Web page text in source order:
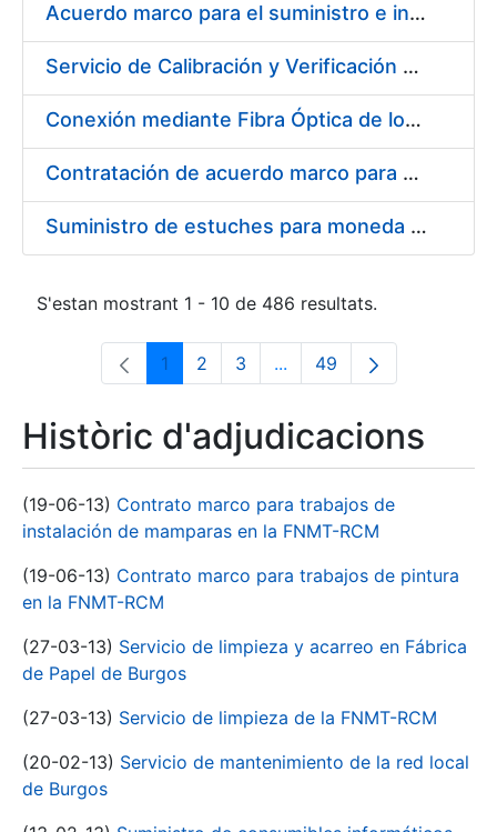
Acuerdo marco para el suministro e instalación de persianas, estores y otros complementos
Servicio de Calibración y Verificación Externa de los Equipos de Medición del Servicio de Prevención de la FNMT-RCM
Conexión mediante Fibra Óptica de los Centros de Proceso de Datos (CPDs) de las sedes de la FNMT-RCM de Burgos y Madrid
Contratación de acuerdo marco para el Suministro de Material de Electricidad para la Fábrica Nacional de Moneda y Timbre-Real Casa de la Moneda en su centro de trabajo de Burgos
Suministro de estuches para moneda de 30 €
S'estan mostrant 1 - 10 de 486 resultats.
Pàgina
1 Pàgina
2 Pàgina
3 ...Pàgines intermèdies
Pàgina
49
Històric d'adjudicacions
(19-06-13) Contrato marco para trabajos de
instalación de mamparas en la FNMT-RCM
(19-06-13) Contrato marco para trabajos de pintura
en la FNMT-RCM
(27-03-13) Servicio de limpieza y acarreo en Fábrica
de Papel de Burgos
(27-03-13) Servicio de limpieza de la FNMT-RCM
(20-02-13) Servicio de mantenimiento de la red local
de Burgos